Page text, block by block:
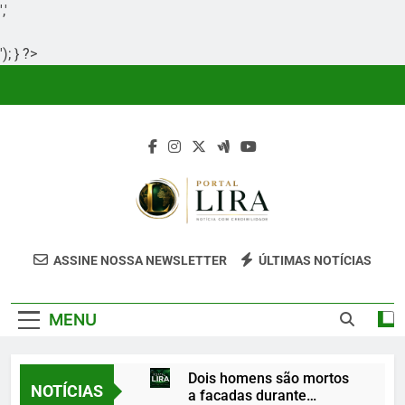
','
'); } ?>
Portal Lira
Portal Lira É Um Site Informativo
Clareza, Responsabilidade E Uma Boa
ASSINE NOSSA NEWSLETTER ÚLTIMAS NOTÍCIAS
MENU
NOTÍCIAS
Dois homens são mortos
a facadas durante